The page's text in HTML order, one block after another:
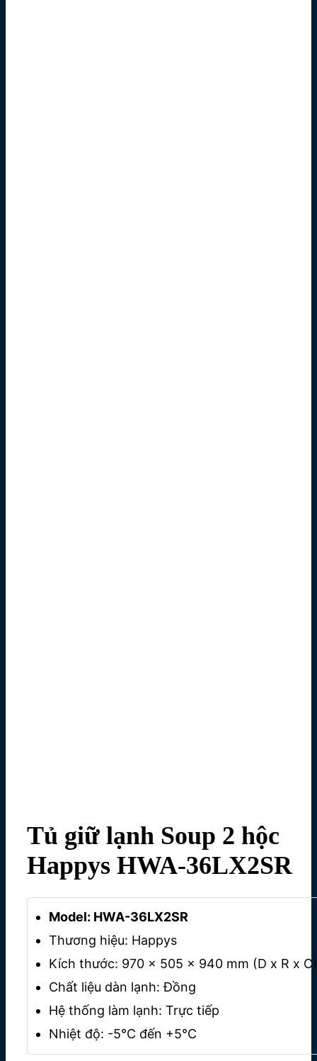
Tủ giữ lạnh Soup 2 hộc
Happys HWA-36LX2SR
Model: HWA-36LX2SR
Thương hiệu: Happys
Kích thước: 970 × 505 × 940 mm (D x R x C)
Chất liệu dàn lạnh: Đồng
Hệ thống làm lạnh: Trực tiếp
Nhiệt độ: -5°C đến +5°C
Nguồn điện: 220V/50Hz